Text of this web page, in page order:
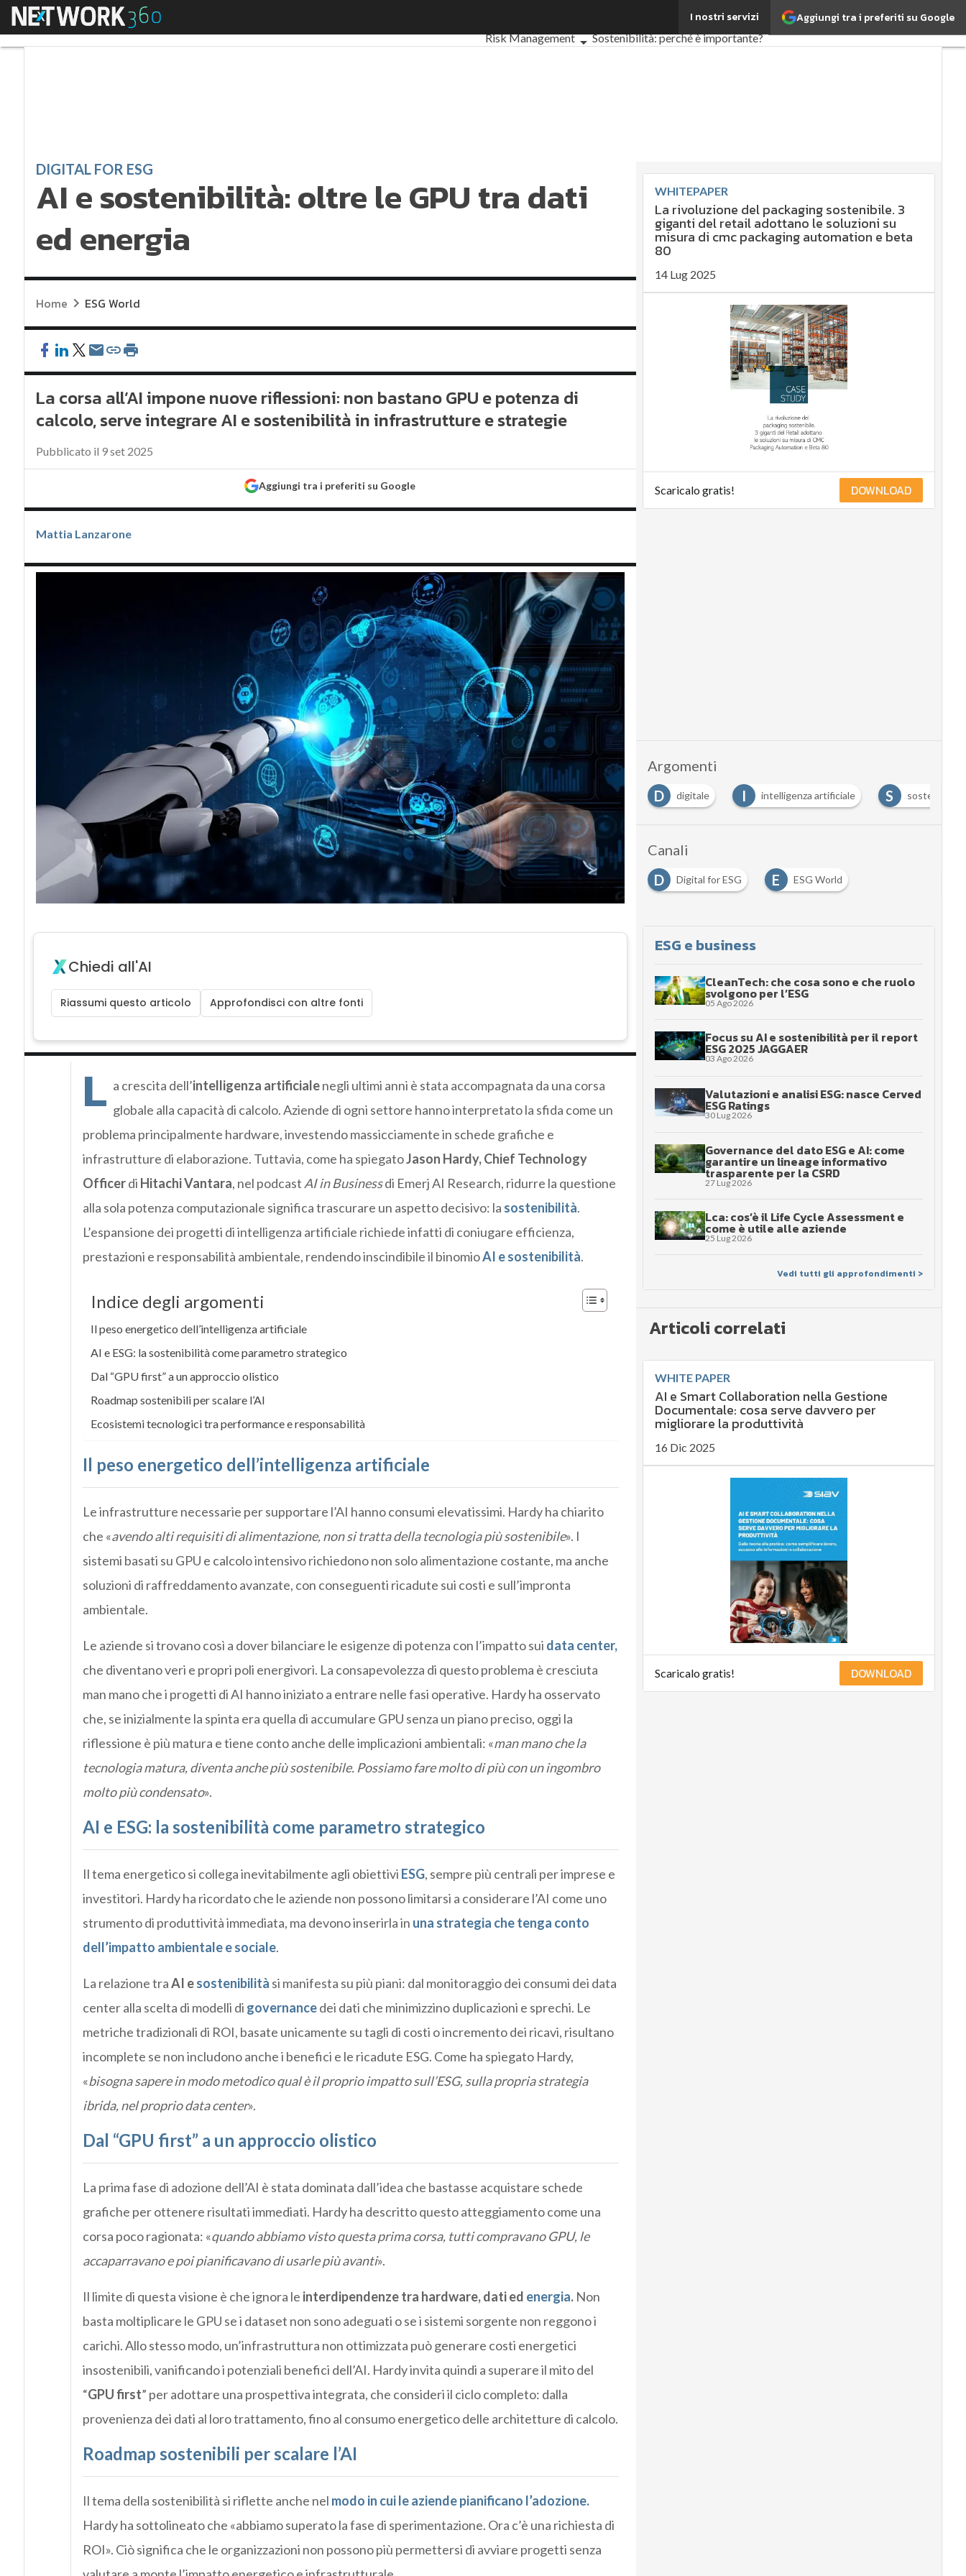
Aggiungi tra i preferiti su Google
I nostri servizi
Menu
EnergyUP
Risk Management
Sostenibilità: perché è importante?
DIGITAL FOR ESG
AI e sostenibilità: oltre le GPU tra dati
ed energia
Home ESG World
La corsa all’AI impone nuove riflessioni: non bastano GPU e potenza di
calcolo, serve integrare AI e sostenibilità in infrastrutture e strategie
Pubblicato il 9 set 2025
Aggiungi tra i preferiti su Google
Mattia Lanzarone
Chiedi all'AI
Riassumi questo articolo Approfondisci con altre fonti
L a crescita dell’intelligenza artificialenegli ultimi anni è stata accompagnata da una corsa
globale alla capacità di calcolo. Aziende di ogni settore hanno interpretato la sfida come un
problema principalmente hardware, investendo massicciamente in schede grafiche e
infrastrutture di elaborazione. Tuttavia, come ha spiegatoJason Hardy, Chief Technology
Officerdi Hitachi Vantara, nel podcast AI in Businessdi Emerj AI Research, ridurre la questione
alla sola potenza computazionale significa trascurare un aspetto decisivo: la sostenibilità.
L’espansione dei progetti di intelligenza artificiale richiede infatti di coniugare efficienza,
prestazioni e responsabilità ambientale, rendendo inscindibile il binomioAI e sostenibilità.
Indice degli argomenti
Il peso energetico dell’intelligenza artificiale
AI e ESG: la sostenibilità come parametro strategico
Dal “GPU first” a un approccio olistico
Roadmap sostenibili per scalare l’AI
Ecosistemi tecnologici tra performance e responsabilità
Il peso energetico dell’intelligenza artificiale
Le infrastrutture necessarie per supportare l’AI hanno consumi elevatissimi. Hardy ha chiarito
che «avendo alti requisiti di alimentazione, non si tratta della tecnologia più sostenibile». I
sistemi basati su GPU e calcolo intensivo richiedono non solo alimentazione costante, ma anche
soluzioni di raffreddamento avanzate, con conseguenti ricadute sui costi e sull’impronta
ambientale.
Le aziende si trovano così a dover bilanciare le esigenze di potenza con l’impatto sui data center,
che diventano veri e propri poli energivori. La consapevolezza di questo problema è cresciuta
man mano che i progetti di AI hanno iniziato a entrare nelle fasi operative. Hardy ha osservato
che, se inizialmente la spinta era quella di accumulare GPU senza un piano preciso, oggi la
riflessione è più matura e tiene conto anche delle implicazioni ambientali: «man mano che la
tecnologia matura, diventa anche più sostenibile. Possiamo fare molto di più con un ingombro
molto più condensato».
AI e ESG: la sostenibilità come parametro strategico
Il tema energetico si collega inevitabilmente agli obiettivi ESG, sempre più centrali per imprese e
investitori. Hardy ha ricordato che le aziende non possono limitarsi a considerare l’AI come uno
strumento di produttività immediata, ma devono inserirla in una strategia che tenga conto
dell’impatto ambientale e sociale.
La relazione traAI esostenibilità si manifesta su più piani: dal monitoraggio dei consumi dei data
center alla scelta di modelli di governancedei dati che minimizzino duplicazioni e sprechi. Le
metriche tradizionali di ROI, basate unicamente su tagli di costi o incremento dei ricavi, risultano
incomplete se non includono anche i benefici e le ricadute ESG. Come ha spiegato Hardy,
«bisogna sapere in modo metodico qual è il proprio impatto sull’ESG, sulla propria strategia
ibrida, nel proprio data center».
Dal “GPU first” a un approccio olistico
La prima fase di adozione dell’AI è stata dominata dall’idea che bastasse acquistare schede
grafiche per ottenere risultati immediati. Hardy ha descritto questo atteggiamento come una
corsa poco ragionata: «quando abbiamo visto questa prima corsa, tutti compravano GPU, le
accaparravano e poi pianificavano di usarle più avanti».
Il limite di questa visione è che ignora le interdipendenze tra hardware, dati ed energia. Non
basta moltiplicare le GPU se i dataset non sono adeguati o se i sistemi sorgente non reggono i
carichi. Allo stesso modo, un’infrastruttura non ottimizzata può generare costi energetici
insostenibili, vanificando i potenziali benefici dell’AI. Hardy invita quindi a superare il mito del
“GPU first” per adottare una prospettiva integrata, che consideri il ciclo completo: dalla
provenienza dei dati al loro trattamento, fino al consumo energetico delle architetture di calcolo.
Roadmap sostenibili per scalare l’AI
Il tema della sostenibilità si riflette anche nel modo in cui le aziende pianificano l’adozione.
Hardy ha sottolineato che «abbiamo superato la fase di sperimentazione. Ora c’è una richiesta di
ROI». Ciò significa che le organizzazioni non possono più permettersi di avviare progetti senza
WHITEPAPER
La rivoluzione del packaging sostenibile. 3
giganti del retail adottano le soluzioni su
misura di cmc packaging automation e beta
80
14 Lug 2025
Scaricalo gratis! DOWNLOAD
Argomenti
D
digital transformation D digitale I intelligenza artificiale S sostenibilità
Canali
D
Digital for ESG E ESG World
ESG e business
CleanTech: che cosa sono e che ruolo
svolgono per l’ESG
05 Ago 2026
Focus su AI e sostenibilità per il report
ESG 2025 JAGGAER
03 Ago 2026
Valutazioni e analisi ESG: nasce Cerved
ESG Ratings
30 Lug 2026
Governance del dato ESG e AI: come
garantire un lineage informativo
trasparente per la CSRD
27 Lug 2026
Lca: cos’è il Life Cycle Assessment e
come è utile alle aziende
25 Lug 2026
Vedi tutti gli approfondimenti >
Articoli correlati
WHITE PAPER
AI e Smart Collaboration nella Gestione
Documentale: cosa serve davvero per
migliorare la produttività
16 Dic 2025
Scaricalo gratis! DOWNLOAD